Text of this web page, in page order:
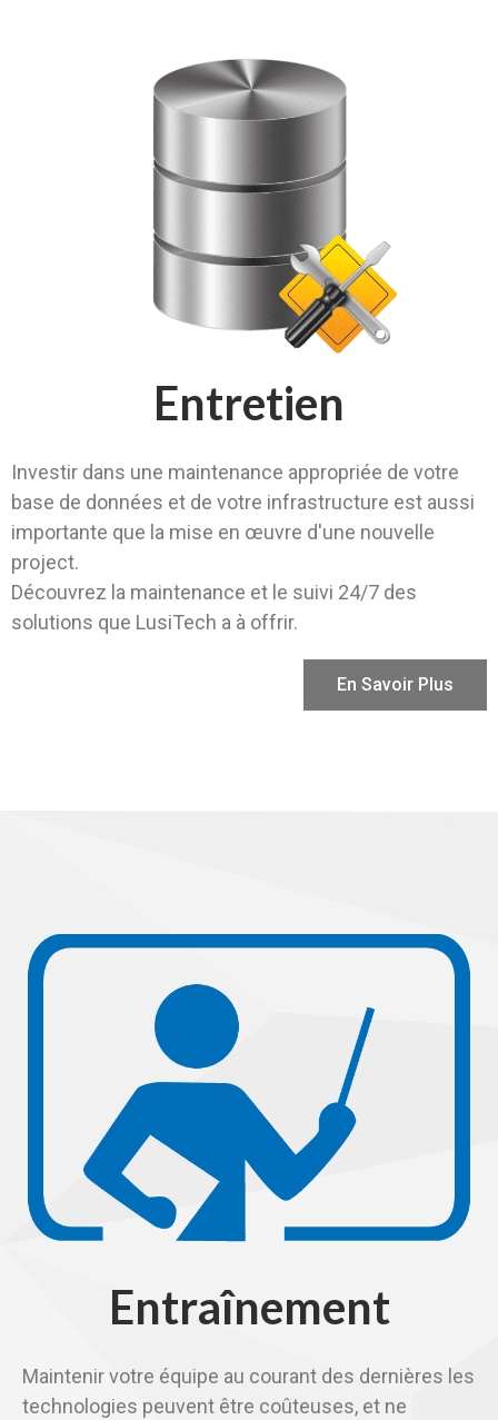
Entretien
Investir dans une maintenance appropriée de votre
base de données et de votre infrastructure est aussi
importante que la mise en œuvre d'une nouvelle
project.
Découvrez la maintenance et le suivi 24/7 des
solutions que LusiTech a à offrir.
En Savoir Plus
Entraînement
Maintenir votre équipe au courant des dernières les
technologies peuvent être coûteuses, et ne